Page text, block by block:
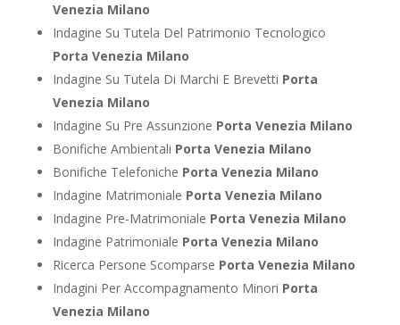
Venezia Milano
Indagine Su Tutela Del Patrimonio Tecnologico
Porta Venezia Milano
Indagine Su Tutela Di Marchi E Brevetti Porta
Venezia Milano
Indagine Su Pre Assunzione Porta Venezia Milano
Bonifiche Ambientali Porta Venezia Milano
Bonifiche Telefoniche Porta Venezia Milano
Indagine Matrimoniale Porta Venezia Milano
Indagine Pre-Matrimoniale Porta Venezia Milano
Indagine Patrimoniale Porta Venezia Milano
Ricerca Persone Scomparse Porta Venezia Milano
Indagini Per Accompagnamento Minori Porta
Venezia Milano